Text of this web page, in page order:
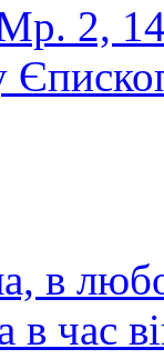
2,
в
в час